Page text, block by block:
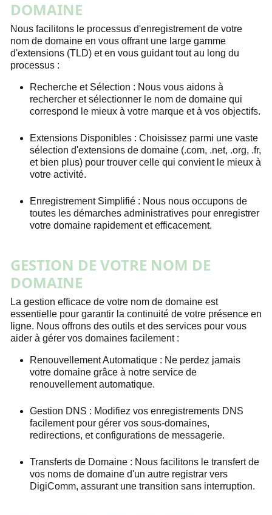
DOMAINE
Nous facilitons le processus d'enregistrement de votre
nom de domaine en vous offrant une large gamme
d'extensions (TLD) et en vous guidant tout au long du
processus :
Recherche et Sélection : Nous vous aidons à
rechercher et sélectionner le nom de domaine qui
correspond le mieux à votre marque et à vos objectifs.
Extensions Disponibles : Choisissez parmi une vaste
sélection d'extensions de domaine (.com, .net, .org, .fr,
et bien plus) pour trouver celle qui convient le mieux à
votre activité.
Enregistrement Simplifié : Nous nous occupons de
toutes les démarches administratives pour enregistrer
votre domaine rapidement et efficacement.
GESTION DE VOTRE NOM DE
DOMAINE
La gestion efficace de votre nom de domaine est
essentielle pour garantir la continuité de votre présence en
ligne. Nous offrons des outils et des services pour vous
aider à gérer vos domaines facilement :
Renouvellement Automatique : Ne perdez jamais
votre domaine grâce à notre service de
renouvellement automatique.
Gestion DNS : Modifiez vos enregistrements DNS
facilement pour gérer vos sous-domaines,
redirections, et configurations de messagerie.
Transferts de Domaine : Nous facilitons le transfert de
vos noms de domaine d'un autre registrar vers
DigiComm, assurant une transition sans interruption.